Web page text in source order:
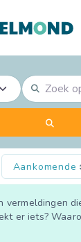
Zoek op
Aankomende
vermeldingen
er iets?